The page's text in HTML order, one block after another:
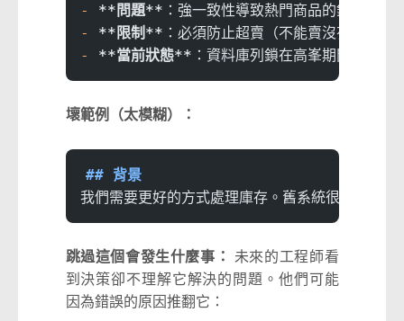
-
**問題** ：強一致性導致熱門商品的鎖競爭
-
**限制** ：必須防止超賣（不能賣沒有的東西
-
**當前狀態** ：資料庫列鎖在高峯期間造成
壞範例（太模糊）：
## 背景
我們需要更好的方式處理庫存。舊系統很慢。
跳過這個會發生什麼事： 未來的工程師看
到決策卻不理解它解決的問題。他們可能
因為錯誤的原因推翻它：